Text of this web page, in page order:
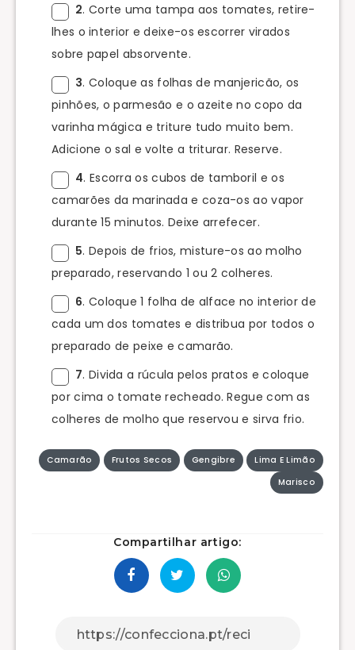
2. Corte uma tampa aos tomates, retire-
lhes o interior e deixe-os escorrer virados
sobre papel absorvente.
3. Coloque as folhas de manjericão, os
pinhões, o parmesão e o azeite no copo da
varinha mágica e triture tudo muito bem.
Adicione o sal e volte a triturar. Reserve.
4. Escorra os cubos de tamboril e os
camarões da marinada e coza-os ao vapor
durante 15 minutos. Deixe arrefecer.
5. Depois de frios, misture-os ao molho
preparado, reservando 1 ou 2 colheres.
6. Coloque 1 folha de alface no interior de
cada um dos tomates e distribua por todos o
preparado de peixe e camarão.
7. Divida a rúcula pelos pratos e coloque
por cima o tomate recheado. Regue com as
colheres de molho que reservou e sirva frio.
Camarão Frutos Secos Gengibre
Lima E Limão
Marisco
Compartilhar artigo: